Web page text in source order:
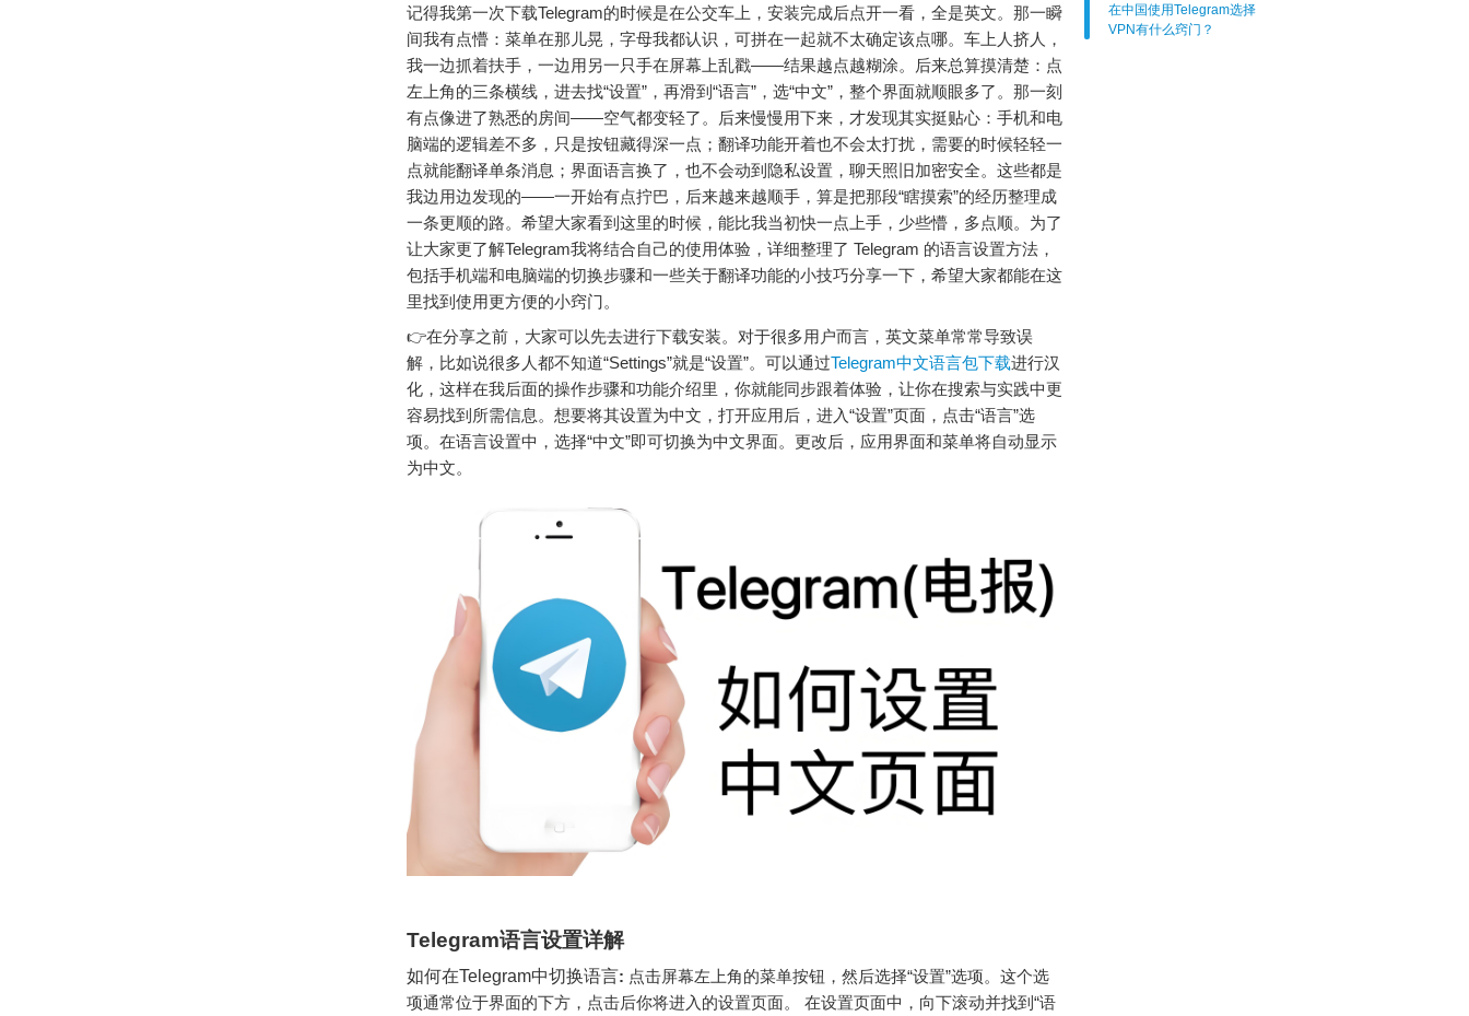
在中国使用Telegram选择
VPN有什么窍门？
记得我第一次下载Telegram的时候是在公交车上，安装完成后点开一看，全是英文。那一瞬
间我有点懵：菜单在那儿晃，字母我都认识，可拼在一起就不太确定该点哪。车上人挤人，
我一边抓着扶手，一边用另一只手在屏幕上乱戳——结果越点越糊涂。后来总算摸清楚：点
左上角的三条横线，进去找“设置”，再滑到“语言”，选“中文”，整个界面就顺眼多了。那一刻
有点像进了熟悉的房间——空气都变轻了。后来慢慢用下来，才发现其实挺贴心：手机和电
脑端的逻辑差不多，只是按钮藏得深一点；翻译功能开着也不会太打扰，需要的时候轻轻一
点就能翻译单条消息；界面语言换了，也不会动到隐私设置，聊天照旧加密安全。这些都是
我边用边发现的——一开始有点拧巴，后来越来越顺手，算是把那段“瞎摸索”的经历整理成
一条更顺的路。希望大家看到这里的时候，能比我当初快一点上手，少些懵，多点顺。为了
让大家更了解Telegram我将结合自己的使用体验，详细整理了 Telegram 的语言设置方法，
包括手机端和电脑端的切换步骤和一些关于翻译功能的小技巧分享一下，希望大家都能在这
里找到使用更方便的小窍门。
👉在分享之前，大家可以先去进行下载安装。对于很多用户而言，英文菜单常常导致误
解，比如说很多人都不知道“Settings”就是“设置”。可以通过Telegram中文语言包下载进行汉
化，这样在我后面的操作步骤和功能介绍里，你就能同步跟着体验，让你在搜索与实践中更
容易找到所需信息。想要将其设置为中文，打开应用后，进入“设置”页面，点击“语言”选
项。在语言设置中，选择“中文”即可切换为中文界面。更改后，应用界面和菜单将自动显示
为中文。
Telegram语言设置详解
如何在Telegram中切换语言: 点击屏幕左上角的菜单按钮，然后选择“设置”选项。这个选
项通常位于界面的下方，点击后你将进入的设置页面。 在设置页面中，向下滚动并找到“语